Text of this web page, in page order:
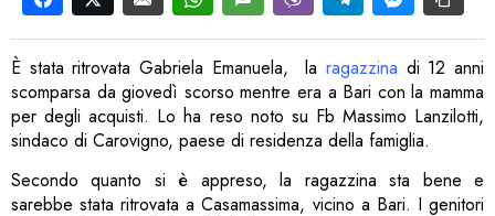
È stata ritrovata Gabriela Emanuela, la ragazzina di 12 anni
scomparsa da giovedì scorso mentre era a Bari con la mamma
per degli acquisti. Lo ha reso noto su Fb Massimo Lanzilotti,
sindaco di Carovigno, paese di residenza della famiglia.
Secondo quanto si è appreso, la ragazzina sta bene e
sarebbe stata ritrovata a Casamassima, vicino a Bari. I genitori